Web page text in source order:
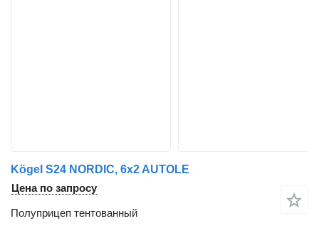
Kögel S24 NORDIC, 6x2 AUTOLE
Цена по запросу
Полуприцеп тентованный